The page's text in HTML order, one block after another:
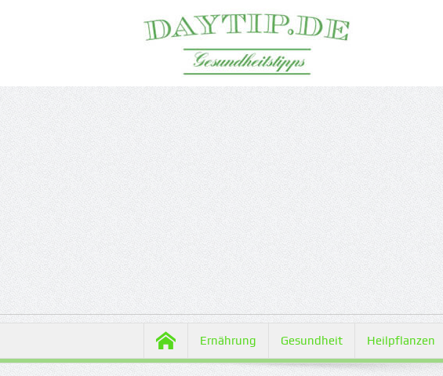
Ernährung Gesundheit Heilpflanzen